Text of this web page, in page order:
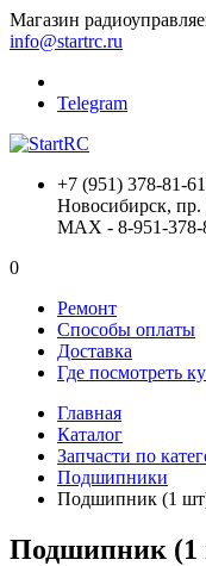
Магазин
info@startrc.ru
Telegram
+7 (951) 378-81-61
Новосибирск, пр.
MAX - 8-951-378-
0
Ремонт
Способы оплаты
Доставка
Где посмотреть
Главная
Каталог
Запчасти по
Подшипники
Подшипник (1
Подшипник (1